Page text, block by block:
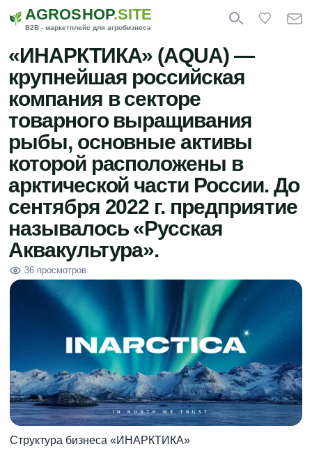
AGROSHOP.SITE
B2B - маркетплейс для агробизнеса
«ИНАРКТИКА» (AQUA) —
крупнейшая российская
компания в секторе
товарного выращивания
рыбы, основные активы
которой расположены в
арктической части России. До
сентября 2022 г. предприятие
называлось «Русская
Аквакультура».
36 просмотров
Структура бизнеса «ИНАРКТИКА»